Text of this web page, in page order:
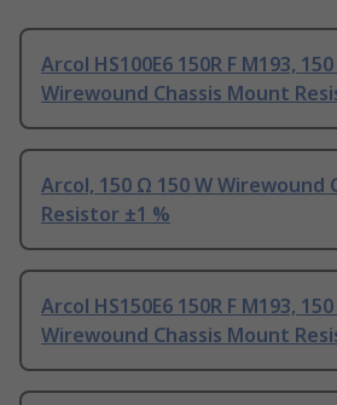
Arcol HS100E6 150R F M193,
Wirewound Chassis Mount
Arcol, 150 Ω 150 W Wirewound
Resistor ±1 %
Arcol HS150E6 150R F M193,
Wirewound Chassis Mount